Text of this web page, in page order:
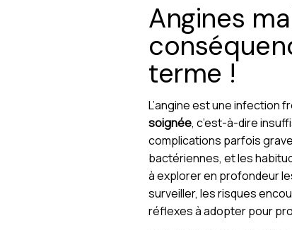
Angines
terme !
L’angine est une infection
soignée, c’est-à-dire
complications parfois
bactériennes, et les
à explorer en profondeur
surveiller, les risques
réflexes à adopter pour